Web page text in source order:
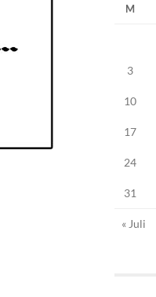
M
3
10
17
24
31
« Juli